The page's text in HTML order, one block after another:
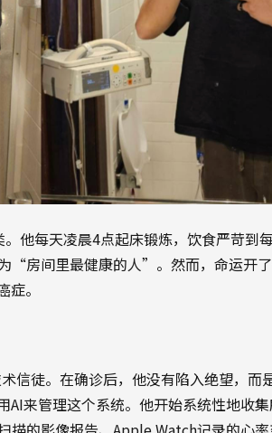
他每天凌晨4点起床锻炼，饮食严苛到
“房间里最健康的人”。然而，命运开
。
信徒。在确诊后，他没有陷入绝望，而
来管理这个系统。他开始系统性地收集